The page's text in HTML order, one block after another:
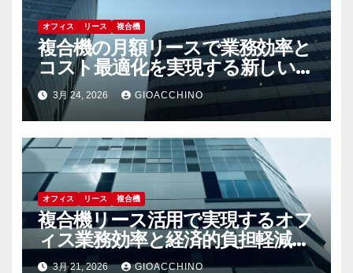
オフィス リース 複合機
複合機の月額リースで業務効率と
コスト最適化を実現する新しい選
択肢
3月 24, 2026 GIOACCHINO
オフィス リース 複合機
複合機リース活用で実現するオフ
ィス業務効率と経済的負担軽減の
秘訣
3月 21, 2026 GIOACCHINO